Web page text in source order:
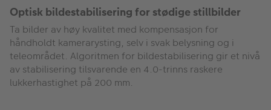
Optisk bildestabilisering for stødige stillbilder
Ta bilder av høy kvalitet med kompensasjon for
håndholdt kamerarysting, selv i svak belysning og i
teleområdet. Algoritmen for bildestabilisering gir et nivå
av stabilisering tilsvarende en 4.0-trinns raskere
lukkerhastighet på 200 mm.